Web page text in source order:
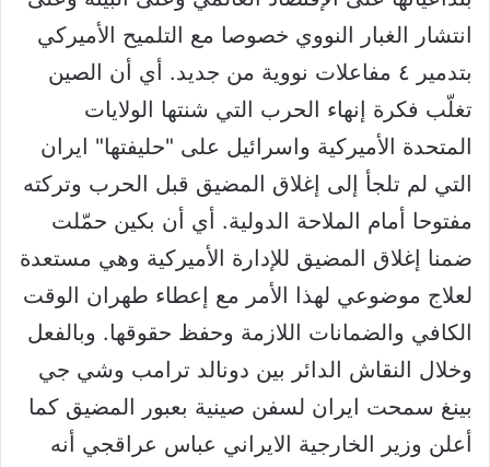
انتشار الغبار النووي خصوصا مع التلميح الأميركي
بتدمير ٤ مفاعلات نووية من جديد. أي أن الصين
تغلّب فكرة إنهاء الحرب التي شنتها الولايات
المتحدة الأميركية واسرائيل على "حليفتها" ايران
التي لم تلجأ إلى إغلاق المضيق قبل الحرب وتركته
مفتوحا أمام الملاحة الدولية. أي أن بكين حمّلت
ضمنا إغلاق المضيق للإدارة الأميركية وهي مستعدة
لعلاج موضوعي لهذا الأمر مع إعطاء طهران الوقت
الكافي والضمانات اللازمة وحفظ حقوقها. وبالفعل
وخلال النقاش الدائر بين دونالد ترامب وشي جي
بينغ سمحت ايران لسفن صينية بعبور المضيق كما
أعلن وزير الخارجية الايراني عباس عراقجي أنه